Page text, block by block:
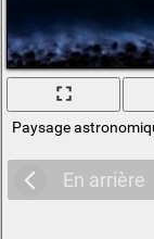
Paysage
En arrière